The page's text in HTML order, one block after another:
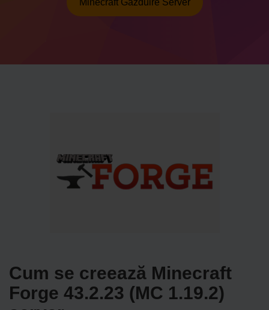
Minecraft Găzduire Server
Cum se creează Minecraft
Forge 43.2.23 (MC 1.19.2)